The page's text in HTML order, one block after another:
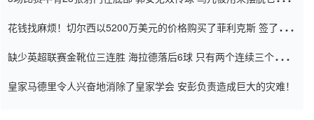
花钱找麻烦！切尔西以5200万美元的价格购买了菲利克斯 签了7年
缺少英超联赛金靴位三连胜 海拉德落后6球 只有两个连续三个连续
皇家马德里令人兴奋地消除了皇家学会 安彭负责造成巨大的灾难！